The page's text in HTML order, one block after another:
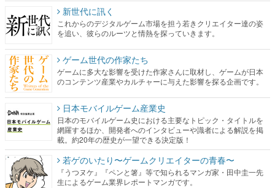
新世代に訊く
これからのデジタルゲーム市場を担う若きクリエイター達の姿
を追い、彼らのルーツと情熱を探っていきます。
ゲーム世代の作家たち
ゲームに多大な影響を受けた作家さんに取材し、ゲームが日本
のコンテンツ産業やカルチャーに与えた影響を探る企画です。
日本モバイルゲーム産業史
日本のモバイルゲーム史における主要なトピック・タイトルを
網羅するほか、開発者へのインタビューや識者による解説を掲
載。約20年の歴史が一望できる決定版！
若ゲのいたり〜ゲームクリエイターの青春〜
『うつヌケ』『ペンと箸』等で知られるマンガ家・田中圭一先
生によるゲーム業界レポートマンガです。